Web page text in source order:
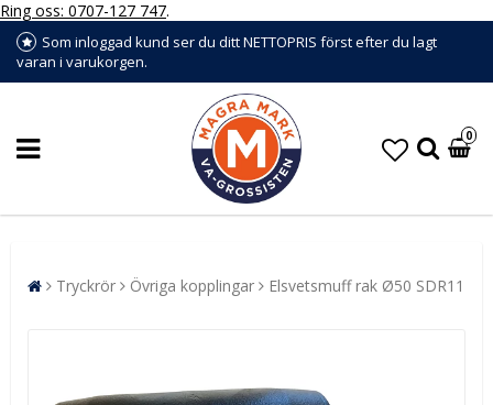
Ring oss: 0707-127 747.
Som inloggad kund ser du ditt NETTOPRIS först efter du lagt
varan i varukorgen.
0
Tryckrör Övriga kopplingar Elsvetsmuff rak Ø50 SDR11